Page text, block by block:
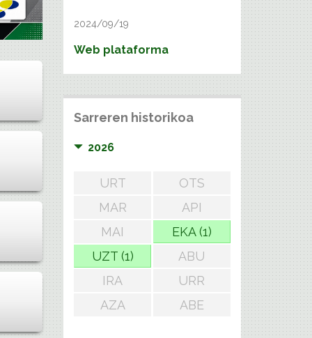
2024/09/19
Web plataforma
Sarreren historikoa
2026
URT
OTS
MAR
API
MAI
EKA (1)
UZT (1)
ABU
IRA
URR
AZA
ABE